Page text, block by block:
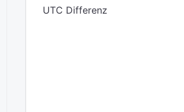
UTC Differenz